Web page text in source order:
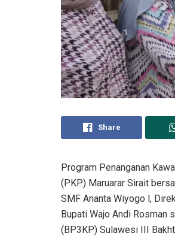
Share
Program Penanganan
(PKP) Maruarar Sirait
SMF Ananta Wiyogo l,
Bupati Wajo Andi Rosman
(BP3KP) Sulawesi III